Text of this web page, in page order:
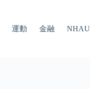
運動 金融 NHAU